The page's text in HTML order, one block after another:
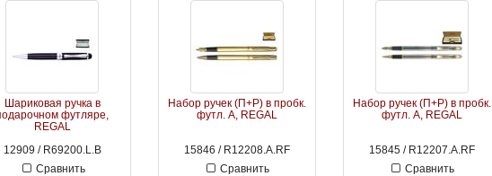
Шариковая ручка в
футляре,
REGAL
12909 / R69200.L.B
Сравнить
Набор ручек (П+Р) в пробк.
футл. А, REGAL
15846 / R12208.А.RF
Сравнить
Набор ручек (П+Р) в пробк.
футл. А, REGAL
15845 / R12207.А.RF
Сравнить